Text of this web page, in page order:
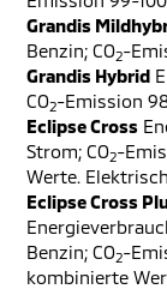
Grandis
Benzin; CO2-
Grandis Hybrid
CO2-Emission
Eclipse Cross
Strom; CO2-
Werte.
Eclipse Cross
Benzin; CO2-
kombinierte